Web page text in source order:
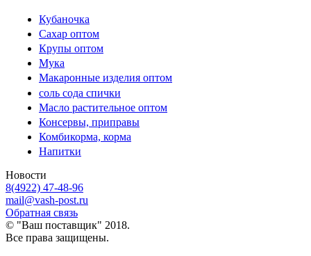
Кубаночка
Сахар оптом
Крупы оптом
Мука
Макаронные изделия оптом
соль сода спички
Масло растительное оптом
Консервы, приправы
Комбикорма, корма
Напитки
Новости
8(4922) 47-48-96
mail@vash-post.ru
Обратная связь
© "Ваш поставщик" 2018.
Все права защищены.